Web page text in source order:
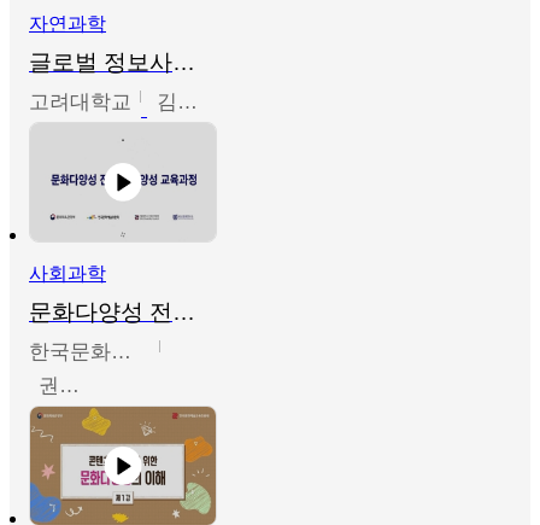
자연과학
글로벌 정보사회와 통계의 창의적 기능
고려대학교 김희영
사회과학
문화다양성 전문인력 양성 기본과정 - 문화다양성의 이해
한국문화예술교육진흥원
권숙인 외 8명